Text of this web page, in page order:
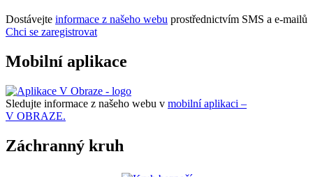
Dostávejte informace z našeho webu prostřednictvím SMS a e-mailů
Chci se zaregistrovat
Mobilní aplikace
Sledujte informace z našeho webu v mobilní aplikaci –
V OBRAZE.
Záchranný kruh